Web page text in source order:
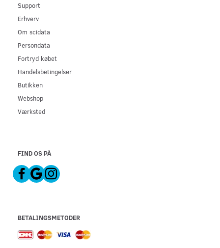
Support
Erhverv
Om scidata
Persondata
Fortryd købet
Handelsbetingelser
Butikken
Webshop
Værksted
FIND OS PÅ
BETALINGSMETODER